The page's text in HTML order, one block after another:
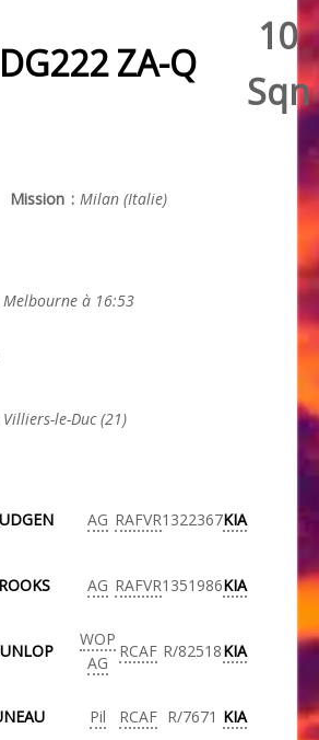
ZA-Q
10
Sqn
Mission : Milan (Italie)
Melbourne à 16:53
Villiers-le-Duc (21)
AG RAFVR1322367KIA
AG RAFVR1351986KIA
WOP
AG
RCAF R/82518KIA
Pil RCAF R/7671 KIA